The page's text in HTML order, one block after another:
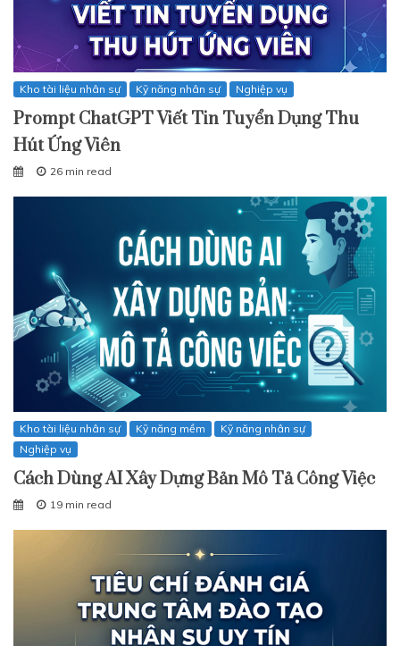
Kho tài liệu nhân sự Kỹ năng nhân sự Nghiệp vụ
Prompt ChatGPT Viết Tin Tuyển Dụng Thu
Hút Ứng Viên
26 min read
Kho tài liệu nhân sự Kỹ năng mềm
Kỹ năng nhân sự
Nghiệp vụ
Cách Dùng AI Xây Dựng Bản Mô Tả Công Việc
19 min read